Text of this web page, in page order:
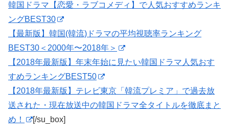
韓国ドラマ【恋愛・ラブコメディ】で人気おすすめランキ
ングBEST30
【最新版】韓国(韓流)ドラマの平均視聴率ランキング
BEST30＜2000年〜2018年＞
【2018年最新版】年末年始に見たい韓国ドラマ人気おす
すめランキングBEST50
【2018年最新版】テレビ東京「韓流プレミア」で過去放
送された・現在放送中の韓国ドラマ全タイトルを徹底まと
め！
[/su_box]